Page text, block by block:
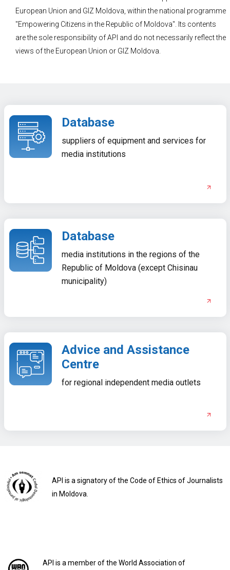
European Union and GIZ Moldova, within the national programme
"Empowering Citizens in the Republic of Moldova". Its contents
are the sole responsibility of API and do not necessarily reflect the
views of the European Union or GIZ Moldova.
Database
suppliers of equipment and services for
media institutions
Database
media institutions in the regions of the
Republic of Moldova (except Chisinau
municipality)
Advice and Assistance
Centre
for regional independent media outlets
API is a signatory of the Code of Ethics of Journalists
in Moldova.
API is a member of the World Association of